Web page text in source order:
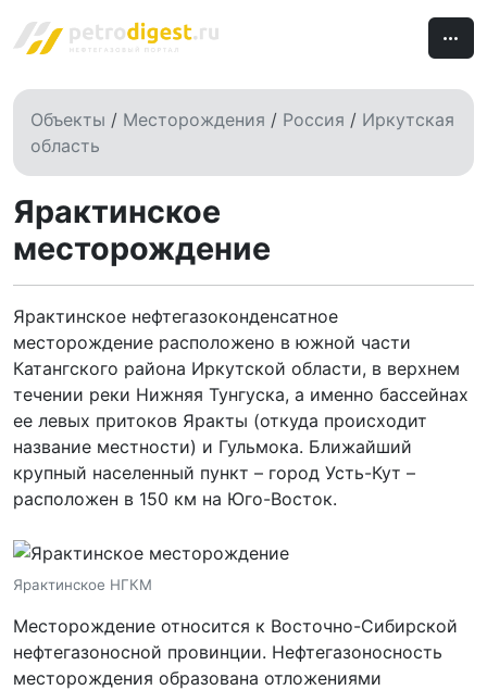
Объекты / Месторождения / Россия / Иркутская
область
Ярактинское
месторождение
Ярактинское нефтегазоконденсатное
месторождение расположено в южной части
Катангского района Иркутской области, в верхнем
течении реки Нижняя Тунгуска, а именно бассейнах
ее левых притоков Яракты (откуда происходит
название местности) и Гульмока. Ближайший
крупный населенный пункт – город Усть-Кут –
расположен в 150 км на Юго-Восток.
Ярактинское НГКМ
Месторождение относится к Восточно-Сибирской
нефтегазоносной провинции. Нефтегазоносность
месторождения образована отложениями